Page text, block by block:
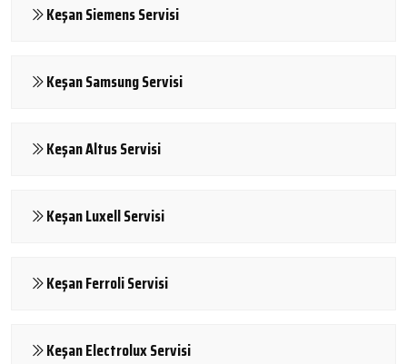
Keşan Siemens Servisi
Keşan Samsung Servisi
Keşan Altus Servisi
Keşan Luxell Servisi
Keşan Ferroli Servisi
Keşan Electrolux Servisi